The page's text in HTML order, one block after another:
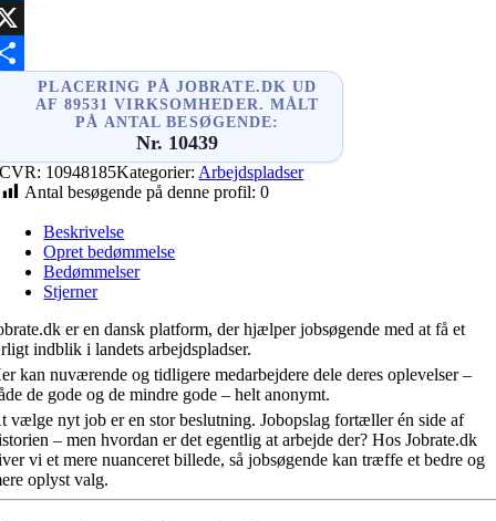
PLACERING PÅ JOBRATE.DK UD
AF 89531 VIRKSOMHEDER. MÅLT
PÅ ANTAL BESØGENDE:
Nr. 10439
CVR: 10948185Kategorier: Arbejdspladser
Antal besøgende på denne profil: 0
Beskrivelse
Opret bedømmelse
Bedømmelser
Stjerner
er en dansk platform, der hjælper jobsøgende med at få et
indblik i landets arbejdspladser.
kan nuværende og tidligere medarbejdere dele deres oplevelser –
de gode og de mindre gode – helt anonymt.
vælge nyt job er en stor beslutning. Jobopslag fortæller én side af
– men hvordan er det egentlig at arbejde der? Hos Jobrate.dk
vi et mere nuanceret billede, så jobsøgende kan træffe et bedre og
oplyst valg.